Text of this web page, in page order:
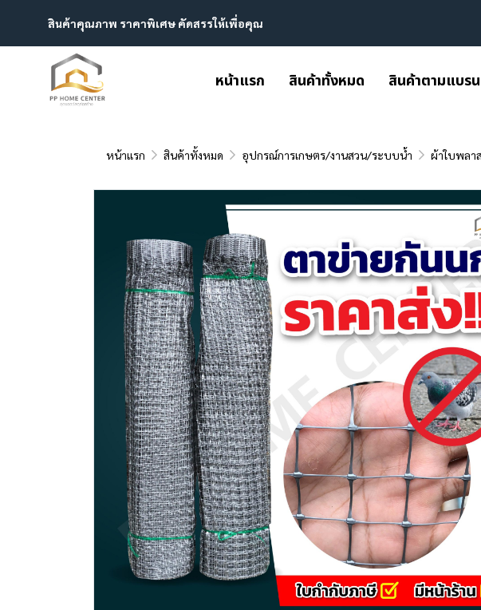
สินค้าคุณภาพ ราคาพิเศษ คัดสรรให้เพื่อคุณ
หน้าแรก สินค้าทั้งหมด สินค้าตามแบร
หน้าแรก สินค้าทั้งหมด อุปกรณ์การเกษตร/งานสวน/ระบบน้ำ ผ้าใบพลา